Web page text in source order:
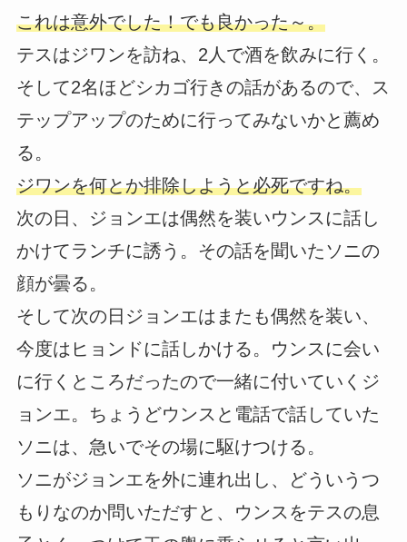
これは意外でした！でも良かった～。
テスはジワンを訪ね、2人で酒を飲みに行く。
そして2名ほどシカゴ行きの話があるので、ス
テップアップのために行ってみないかと薦め
る。
ジワンを何とか排除しようと必死ですね。
次の日、ジョンエは偶然を装いウンスに話し
かけてランチに誘う。その話を聞いたソニの
顔が曇る。
そして次の日ジョンエはまたも偶然を装い、
今度はヒョンドに話しかける。ウンスに会い
に行くところだったので一緒に付いていくジ
ョンエ。ちょうどウンスと電話で話していた
ソニは、急いでその場に駆けつける。
ソニがジョンエを外に連れ出し、どういうつ
もりなのか問いただすと、ウンスをテスの息